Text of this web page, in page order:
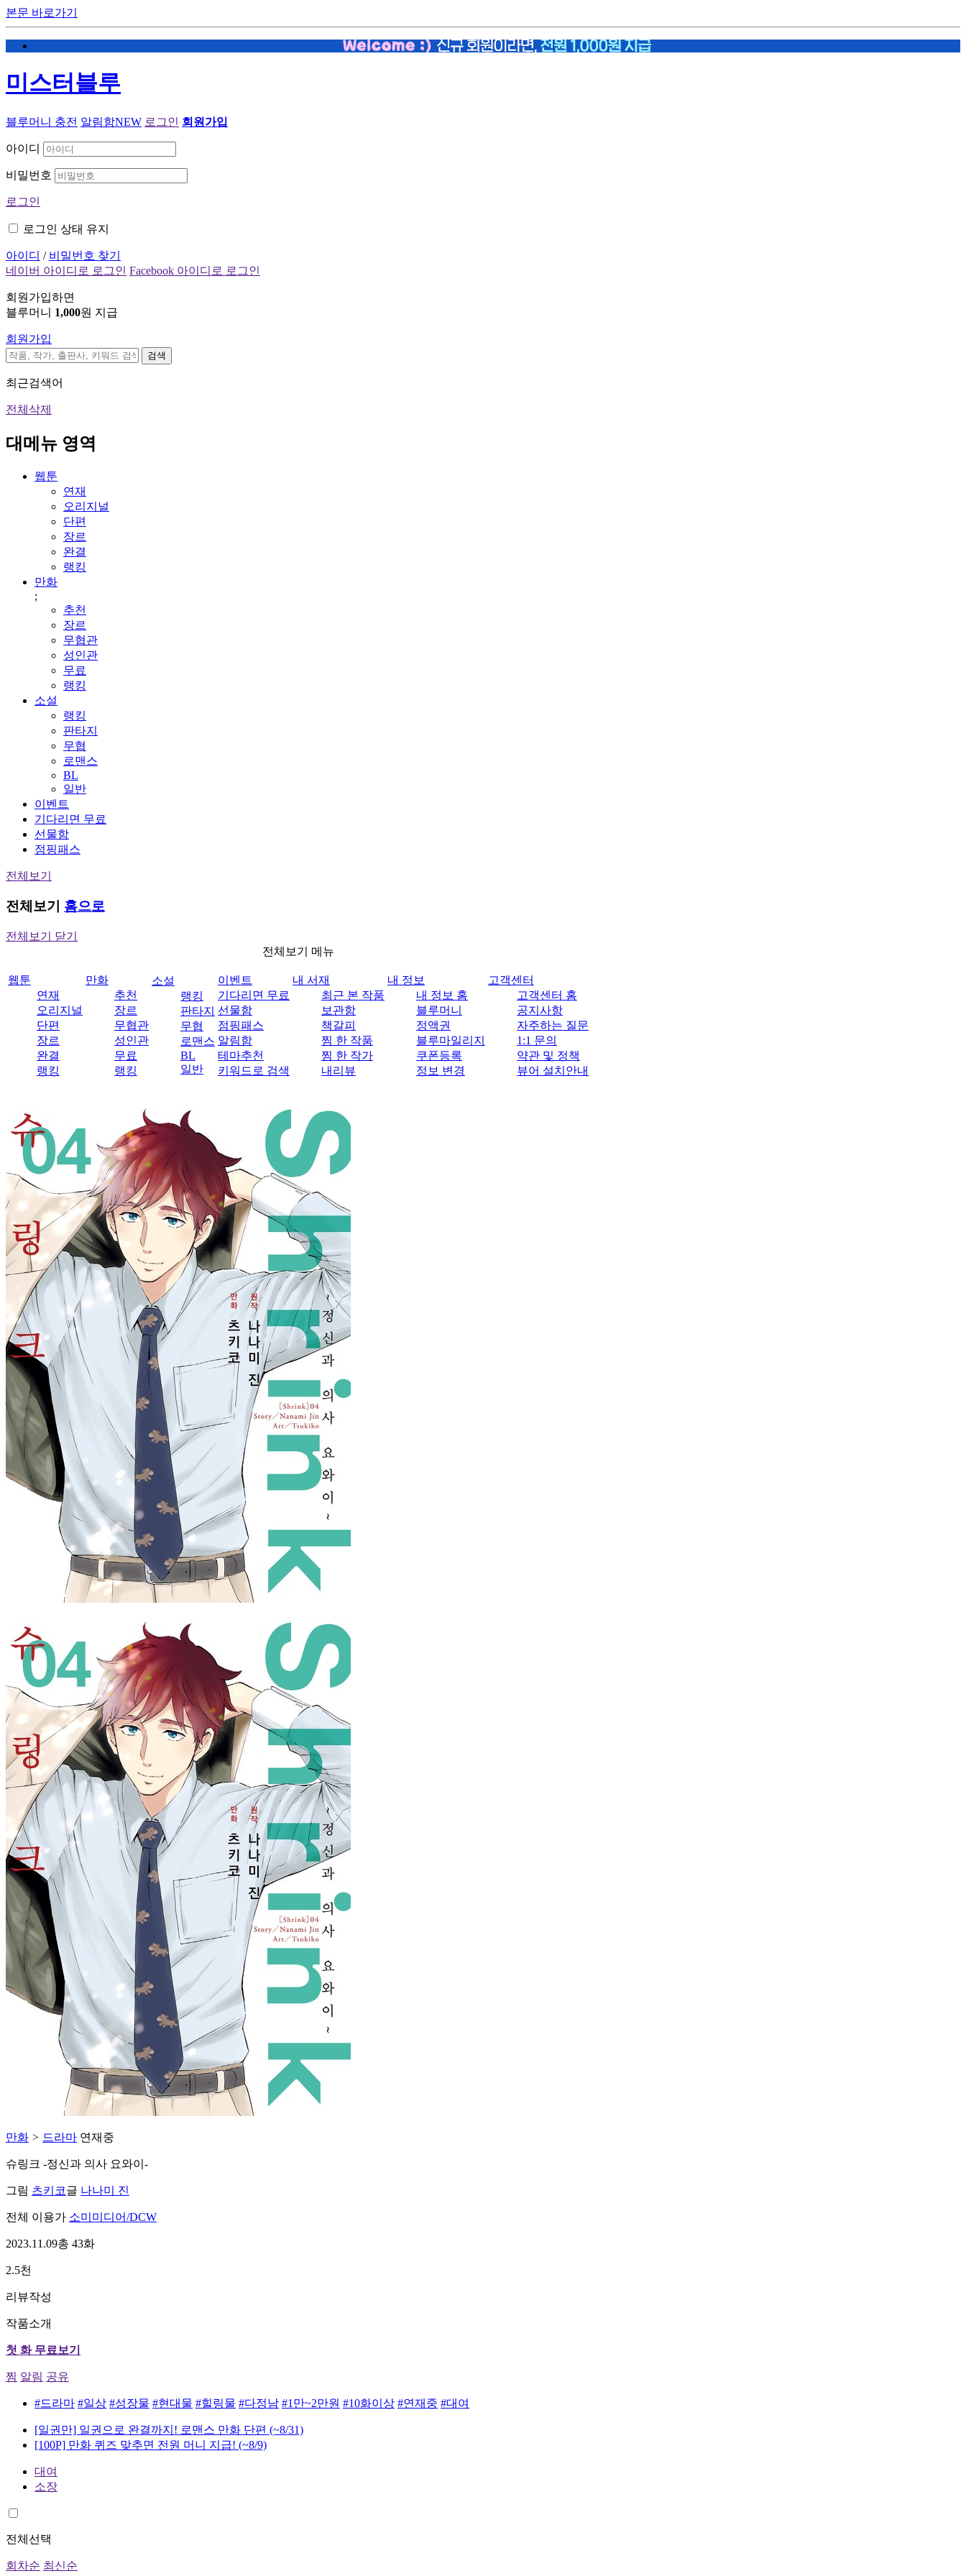
본문 바로가기
미스터블루
블루머니 충전 알림함NEW 로그인 회원가입
아이디
비밀번호
로그인
로그인 상태 유지
아이디 / 비밀번호 찾기
네이버 아이디로 로그인 Facebook 아이디로 로그인
회원가입하면
블루머니 1,000원 지급
회원가입
검색
최근검색어
전체삭제
대메뉴 영역
웹툰
연재
오리지널
단편
장르
완결
랭킹
만화
;
추천
장르
무협관
성인관
무료
랭킹
소설
랭킹
판타지
무협
로맨스
BL
일반
이벤트
기다리면 무료
선물함
점핑패스
전체보기
전체보기 홈으로
전체보기 닫기
전체보기 메뉴
웹툰
연재
오리지널
단편
장르
완결
랭킹
만화
추천
장르
무협관
성인관
무료
랭킹
소설
랭킹
판타지
무협
로맨스
BL
일반
이벤트
기다리면 무료
선물함
점핑패스
알림함
테마추천
키워드로 검색
내 서재
최근 본 작품
보관함
책갈피
찜 한 작품
찜 한 작가
내리뷰
내 정보
내 정보 홈
블루머니
정액권
블루마일리지
쿠폰등록
정보 변경
고객센터
고객센터 홈
공지사항
자주하는 질문
1:1 문의
약관 및 정책
뷰어 설치안내
만화 > 드라마 연재중
슈링크 -정신과 의사 요와이-
그림 츠키코글 나나미 진
전체 이용가 소미미디어/DCW
2023.11.09총 43화
2.5천
리뷰작성
작품소개
첫 화 무료보기
찜 알림 공유
#드라마 #일상 #성장물 #현대물 #힐링물 #다정남 #1만~2만원 #10화이상 #연재중 #대여
[일권만] 일권으로 완결까지! 로맨스 만화 단편 (~8/31)
[100P] 만화 퀴즈 맞추면 전원 머니 지급! (~8/9)
대여
소장
전체선택
회차순 최신순